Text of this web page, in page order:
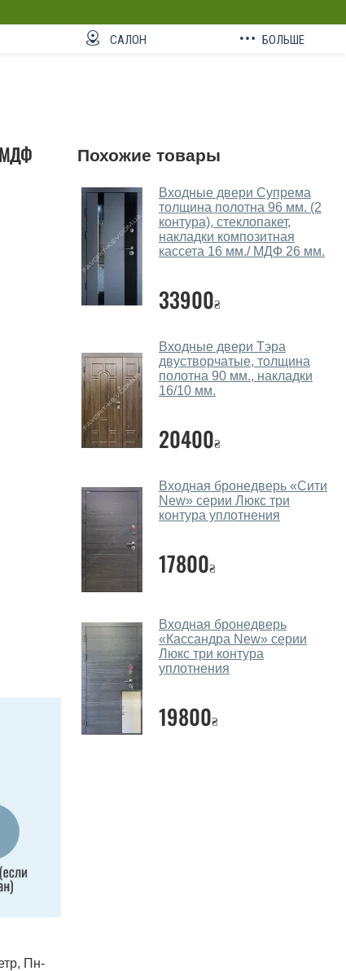
САЛОН БОЛЬШЕ
МДФ
Пн-
Похожие товары
Входные двери Супрема
толщина полотна 96 мм. (2
контура), стеклопакет,
накладки композитная
кассета 16 мм./ МДФ 26 мм.
33900₴
Входные двери Тэра
двустворчатые, толщина
полотна 90 мм., накладки
16/10 мм.
20400₴
Входная бронедверь «Сити
New» серии Люкс три
контура уплотнения
17800₴
Входная бронедверь
«Кассандра New» серии
Люкс три контура
уплотнения
19800₴